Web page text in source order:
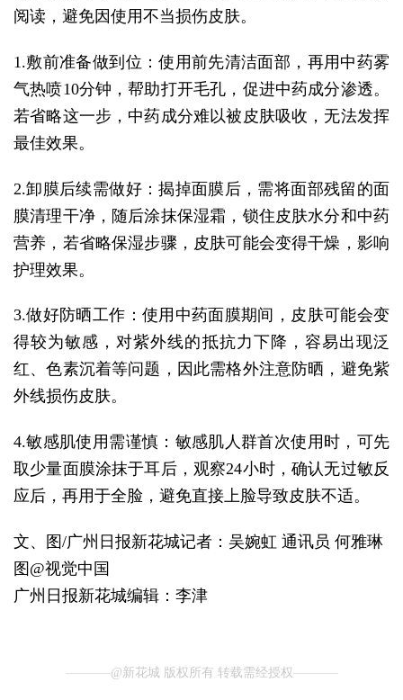
阅读，避免因使用不当损伤皮肤。
1.敷前准备做到位：使用前先清洁面部，再用中药雾
气热喷10分钟，帮助打开毛孔，促进中药成分渗透。
若省略这一步，中药成分难以被皮肤吸收，无法发挥
最佳效果。
2.卸膜后续需做好：揭掉面膜后，需将面部残留的面
膜清理干净，随后涂抹保湿霜，锁住皮肤水分和中药
营养，若省略保湿步骤，皮肤可能会变得干燥，影响
护理效果。
3.做好防晒工作：使用中药面膜期间，皮肤可能会变
得较为敏感，对紫外线的抵抗力下降，容易出现泛
红、色素沉着等问题，因此需格外注意防晒，避免紫
外线损伤皮肤。
4.敏感肌使用需谨慎：敏感肌人群首次使用时，可先
取少量面膜涂抹于耳后，观察24小时，确认无过敏反
应后，再用于全脸，避免直接上脸导致皮肤不适。
文、图/广州日报新花城记者：吴婉虹 通讯员 何雅琳
图@视觉中国
广州日报新花城编辑：李津
@新花城 版权所有 转载需经授权